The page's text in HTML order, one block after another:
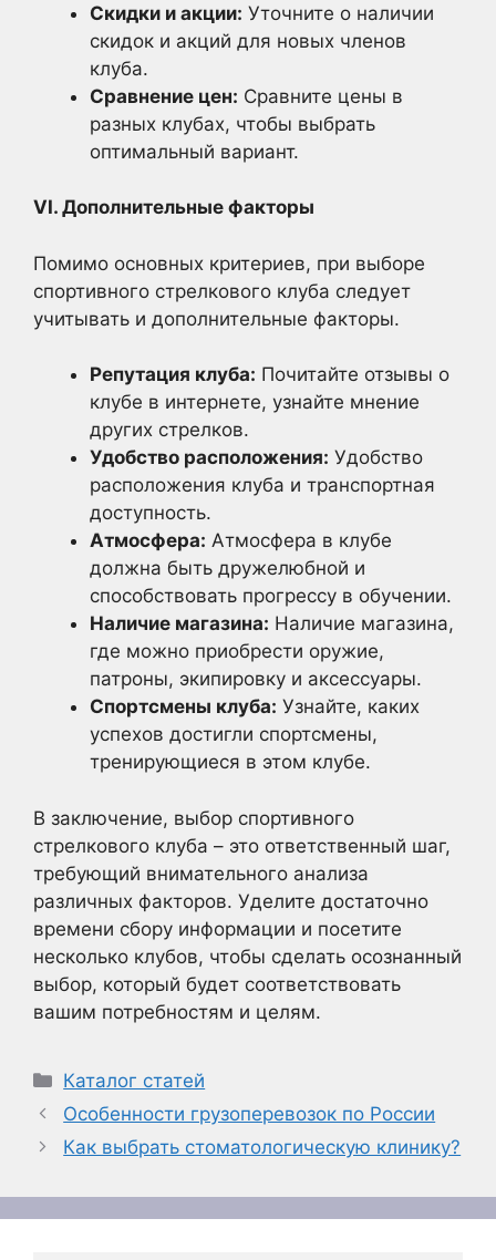
Скидки и акции: Уточните о наличии
скидок и акций для новых членов
клуба.
Сравнение цен: Сравните цены в
разных клубах, чтобы выбрать
оптимальный вариант.
VI. Дополнительные факторы
Помимо основных критериев, при выборе
спортивного стрелкового клуба следует
учитывать и дополнительные факторы.
Репутация клуба: Почитайте отзывы о
клубе в интернете, узнайте мнение
других стрелков.
Удобство расположения: Удобство
расположения клуба и транспортная
доступность.
Атмосфера: Атмосфера в клубе
должна быть дружелюбной и
способствовать прогрессу в обучении.
Наличие магазина: Наличие магазина,
где можно приобрести оружие,
патроны, экипировку и аксессуары.
Спортсмены клуба: Узнайте, каких
успехов достигли спортсмены,
тренирующиеся в этом клубе.
В заключение, выбор спортивного
стрелкового клуба – это ответственный шаг,
требующий внимательного анализа
различных факторов. Уделите достаточно
времени сбору информации и посетите
несколько клубов, чтобы сделать осознанный
выбор, который будет соответствовать
вашим потребностям и целям.
Рубрики
Каталог статей
Особенности грузоперевозок по России
Как выбрать стоматологическую клинику?